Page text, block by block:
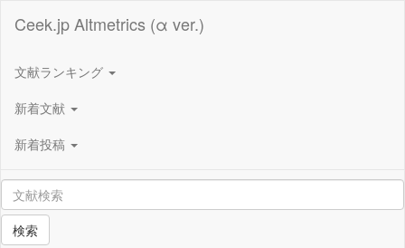
Ceek.jp Altmetrics (α ver.)
文献ランキング
新着文献
新着投稿
検索